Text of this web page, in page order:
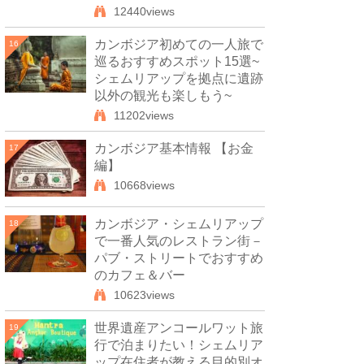
12440views
16
カンボジア初めての一人旅で
巡るおすすめスポット15選~
シェムリアップを拠点に遺跡
以外の観光も楽しもう~
11202views
17
カンボジア基本情報 【お金
編】
10668views
18
カンボジア・シェムリアップ
で一番人気のレストラン街－
パブ・ストリートでおすすめ
のカフェ＆バー
10623views
19
世界遺産アンコールワット旅
行で泊まりたい！シェムリア